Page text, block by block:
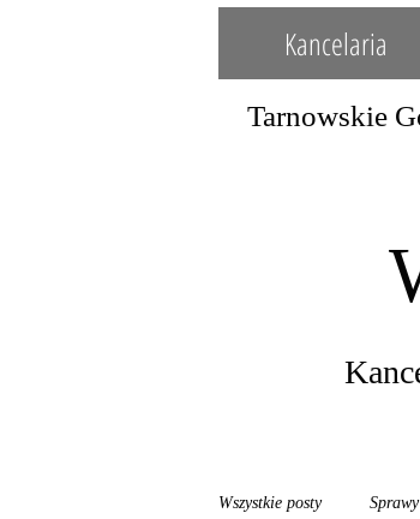
Kancelaria
tel.
Wszystkie posty